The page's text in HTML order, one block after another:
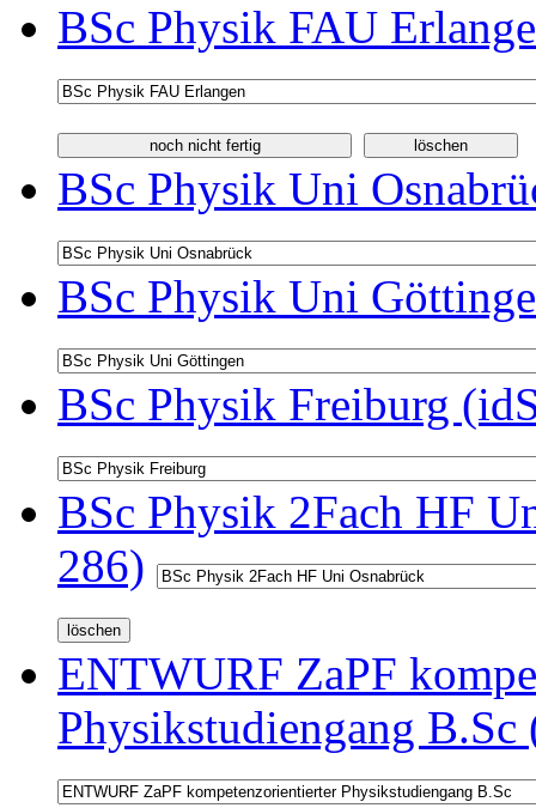
BSc Physik FAU
BSc Physik Uni
BSc Physik Uni
BSc Physik Freiburg
BSc Physik 2Fach HF
286)
ENTWURF ZaPF
Physikstudiengang